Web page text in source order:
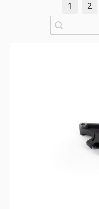
1 2
Pretraži